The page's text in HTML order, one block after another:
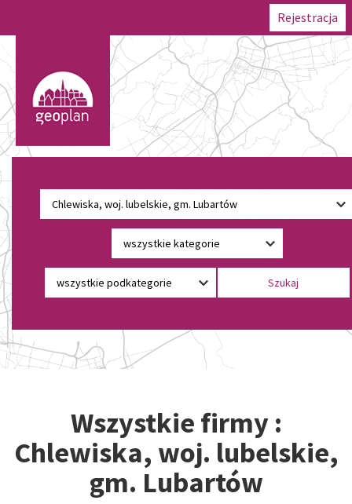
Rejestracja
Wszystkie firmy :
Chlewiska, woj. lubelskie,
gm. Lubartów